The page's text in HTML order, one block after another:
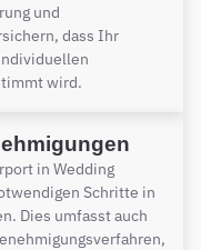
und
dass Ihr
wird.
in Wedding
Schritte in
Dies umfasst auch